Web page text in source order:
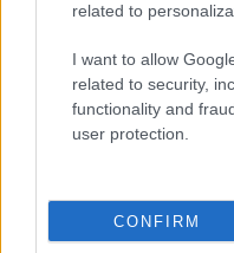
related to
I want to allow
related to security,
functionality and
user protection.
CONFIRM
A priori, el rol de Rodrigo
jugador de rotación,
parte de la temporada en
Comunio apenas varía y
únicamente en jornadas
Recomendable: 2,5/5